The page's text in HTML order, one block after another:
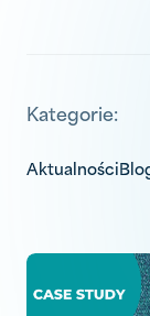
Kategorie:
Aktualności